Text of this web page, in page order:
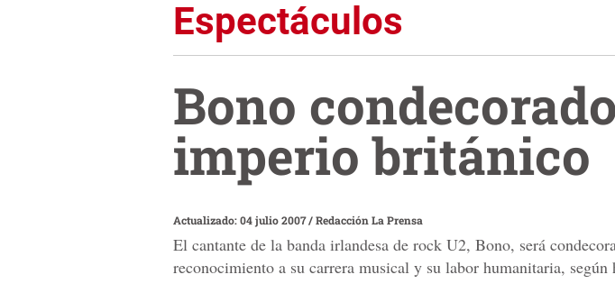
Espectáculos
Bono
imperio británico
Actualizado: 04 julio 2007/Redacción La Prensa
El cantante de la banda irlandesa de rock U2, Bono, será
reconocimiento a su carrera musical y su labor humanitaria,